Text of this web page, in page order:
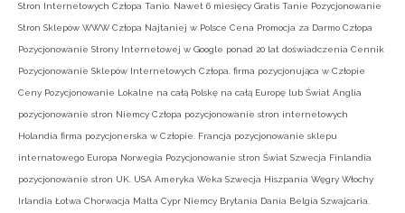
Stron Internetowych Człopa Tanio. Nawet 6 miesięcy Gratis Tanie Pozycjonowanie
Stron Sklepów WWW Człopa Najtaniej w Polsce Cena Promocja za Darmo Człopa
Pozycjonowanie Strony Internetowej w Google ponad 20 lat doświadczenia Cennik
Pozycjonowanie Sklepów Internetowych Człopa. firma pozycjonująca w Człopie
Ceny Pozycjonowanie Lokalne na całą Polskę na całą Europę lub Świat Anglia
pozycjonowanie stron Niemcy Człopa pozycjonowanie stron internetowych
Holandia firma pozycjonerska w Człopie. Francja pozycjonowanie sklepu
internatowego Europa Norwegia Pozycjonowanie stron Świat Szwecja Finlandia
pozycjonowanie stron UK. USA Ameryka Weka Szwecja Hiszpania Węgry Włochy
Irlandia Łotwa Chorwacja Malta Cypr Niemcy Brytania Dania Belgia Szwajcaria.